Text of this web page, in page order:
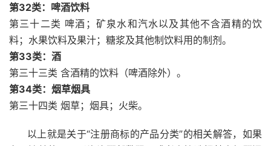
第32类：啤酒饮料
第三十二类 啤酒；矿泉水和汽水以及其他不含酒精的饮
料；水果饮料及果汁；糖浆及其他制饮料用的制剂。
第33类：酒
第三十三类 含酒精的饮料（啤酒除外）。
第34类：烟草烟具
第三十四类 烟草；烟具；火柴。
以上就是关于“注册商标的产品分类”的相关解答，如果